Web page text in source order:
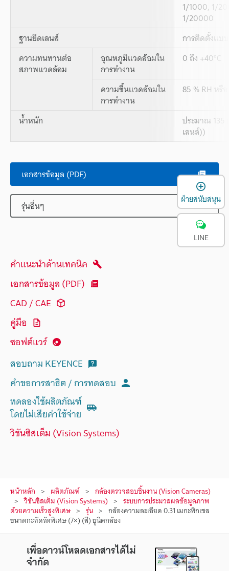
1/1000, 1/
1/20000
ฐานยึดเลนส์
การติดตั้งแบ
ความทนทานต่อ
สภาพแวดล้อม
อุณหภูมิแวดล้อมใน
การทำงาน
0 ถึง +40°C
ความชื้นแวดล้อมใน
การทำงาน
85 % RH หรื
น้ำหนัก ประมาณ 135
เลนส์))
เอกสารข้อมูล (PDF)
รุ่นอื่นๆ
คำแนะนำด้านเทคนิค
เอกสารข้อมูล (PDF)
CAD / CAE
คู่มือ
ซอฟต์แวร์
สอบถาม KEYENCE
คำขอการสาธิต / การทดสอบ
ทดลองใช้ผลิตภัณฑ์
โดยไม่เสียค่าใช้จ่าย
วิชันซิสเต็ม (Vision Systems)
หน้าหลัก ผลิตภัณฑ์ กล้องตรวจสอบชิ้นงาน (Vision Cameras)
วิชันซิสเต็ม (Vision Systems) ระบบการประมวลผลข้อมูลภาพ
ด้วยความเร็วสูงพิเศษ รุ่น กล้องความละเอียด 0.31 เมกะพิกเซล
ขนาดกะทัดรัดพิเศษ (7×) (สี) ยูนิตกล้อง
เพื่อดาวน์โหลดเอกสารได้ไม่
จำกัด
ฝ่ายสนับสนุน
LINE